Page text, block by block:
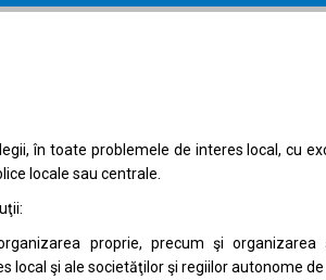
în toate problemele de interes local, cu
locale sau centrale.
proprie, precum şi
local şi ale societăţilor şi regiilor autonome